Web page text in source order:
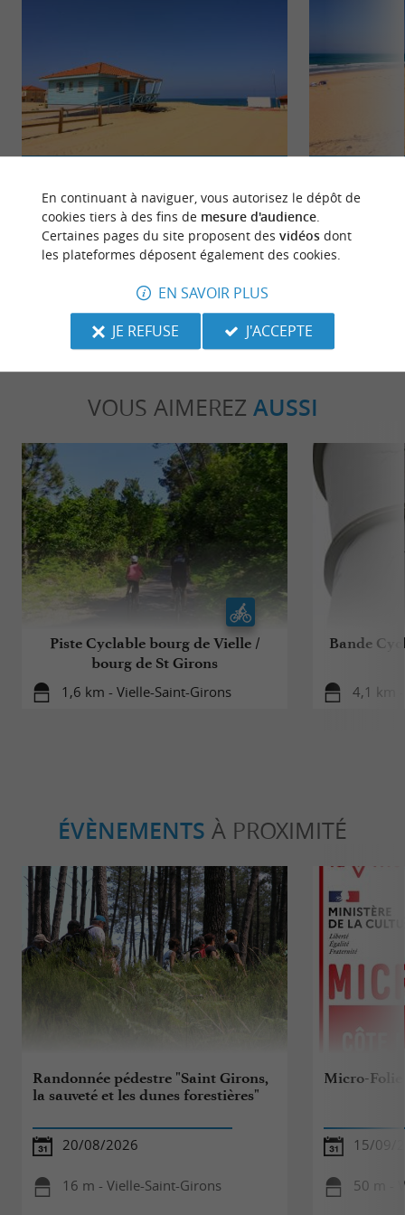
Moins connue que Mimizan ou Biscarosse, Vielle
Saint-Girons est une belle station balnéaire avec
de multiples ...
Entre l’océan
Saint-Girons
VOUS AIMEREZ AUSSI
Piste Cyclable bourg de Vielle /
bourg de St Girons
1,6 km - Vielle-Saint-Girons
Bande
4,1 km
ÉVÈNEMENTS À PROXIMITÉ
Randonnée pédestre "Saint Girons,
la sauveté et les dunes forestières"
20/08/2026
16 m - Vielle-Saint-Girons
Micro-Folie
15/09/
50 m -
En continuant à naviguer, vous autorisez le dépôt de
cookies tiers à des fins de mesure d'audience.
Certaines pages du site proposent des vidéosdont
les plateformes déposent également des cookies.
EN SAVOIR PLUS
JE REFUSE
J'ACCEPTE